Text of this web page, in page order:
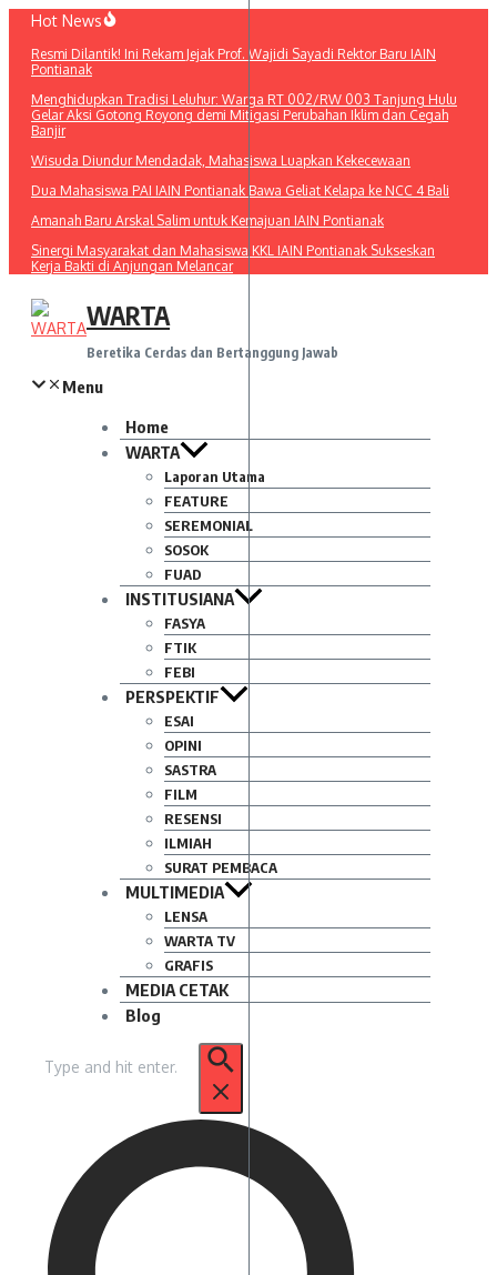
Lewati
konten
Hot News
Resmi Dilantik! Ini Rekam Jejak Prof. Wajidi Sayadi Rektor Baru IAIN
Pontianak
Menghidupkan Tradisi Leluhur: Warga RT 002/RW 003 Tanjung Hulu
Gelar Aksi Gotong Royong demi Mitigasi Perubahan Iklim dan Cegah
Banjir
Wisuda Diundur Mendadak, Mahasiswa Luapkan Kekecewaan
Dua Mahasiswa PAI IAIN Pontianak Bawa Geliat Kelapa ke NCC 4 Bali
Amanah Baru Arskal Salim untuk Kemajuan IAIN Pontianak
Sinergi Masyarakat dan Mahasiswa KKL IAIN Pontianak Sukseskan
Kerja Bakti di Anjungan Melancar
WARTA
Beretika Cerdas dan Bertanggung Jawab
Menu
Home
WARTA
Laporan Utama
FEATURE
SEREMONIAL
SOSOK
FUAD
INSTITUSIANA
FASYA
FTIK
FEBI
PERSPEKTIF
ESAI
OPINI
SASTRA
FILM
RESENSI
ILMIAH
SURAT PEMBACA
MULTIMEDIA
LENSA
WARTA TV
GRAFIS
MEDIA CETAK
Blog
untuk: